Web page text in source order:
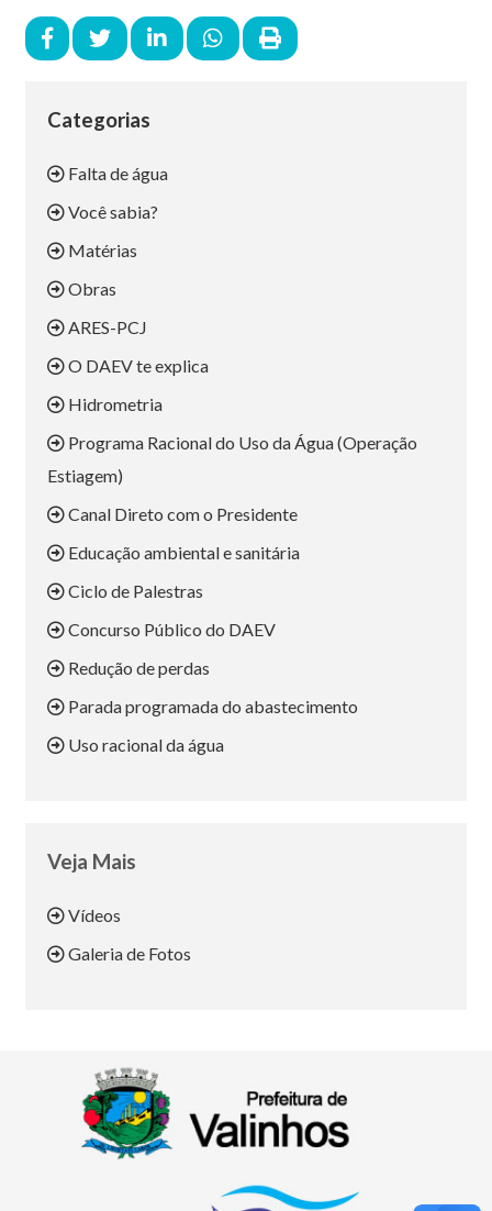
Categorias
Falta de água
Você sabia?
Matérias
Obras
ARES-PCJ
O DAEV te explica
Hidrometria
Programa Racional do Uso da Água (Operação
Estiagem)
Canal Direto com o Presidente
Educação ambiental e sanitária
Ciclo de Palestras
Concurso Público do DAEV
Redução de perdas
Parada programada do abastecimento
Uso racional da água
Veja Mais
Vídeos
Galeria de Fotos